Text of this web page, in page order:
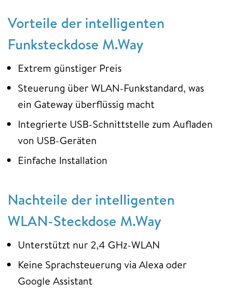
Vorteile der intelligenten
Funksteckdose M.Way
Extrem günstiger Preis
Steuerung über WLAN-Funkstandard, was
ein Gateway überflüssig macht
Integrierte USB-Schnittstelle zum Aufladen
von USB-Geräten
Einfache Installation
Nachteile der intelligenten
WLAN-Steckdose M.Way
Unterstützt nur 2,4 GHz-WLAN
Keine Sprachsteuerung via Alexa oder
Google Assistant